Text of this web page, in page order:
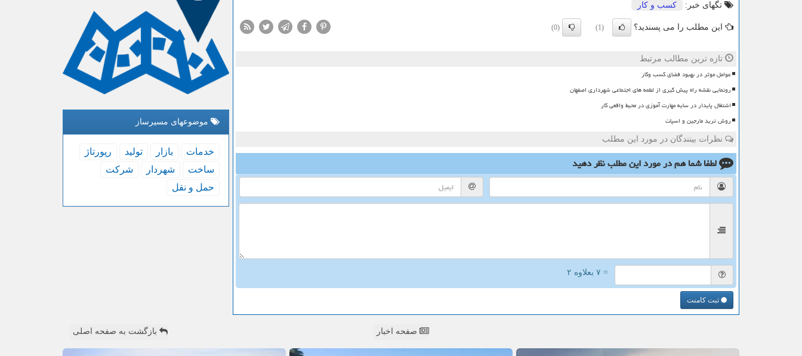
تگهای خبر: كسب و كار
این مطلب را می پسندید؟ (1)
(0)
تازه ترین مطالب مرتبط
عوامل موثر در بهبود فضای کسب وکار
رونمایی نقشه راه پیش گیری از لطمه های اجتماعی شهرداری اصفهان
اشتغال پایدار در سایه مهارت آموزی در محیط واقعی کار
روش ترید مارجین و اسپات
نظرات بینندگان در مورد این مطلب
لطفا شما همدر مورد این مطلبنظر دهید
= ۷ بعلاوه ۲
ثبت کامنت
موضوعهای مسیرساز
خدمات بازار تولید
رپورتاژ
ساخت
شهردار
شركت
حمل و نقل
صفحه اخبار بازگشت به صفحه اصلی